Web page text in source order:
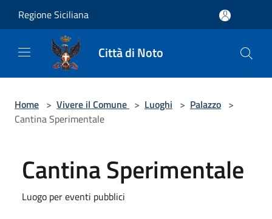
Regione Siciliana
Città di Noto
Home > Vivere il Comune > Luoghi > Palazzo >
Cantina Sperimentale
Cantina Sperimentale
Luogo per eventi pubblici